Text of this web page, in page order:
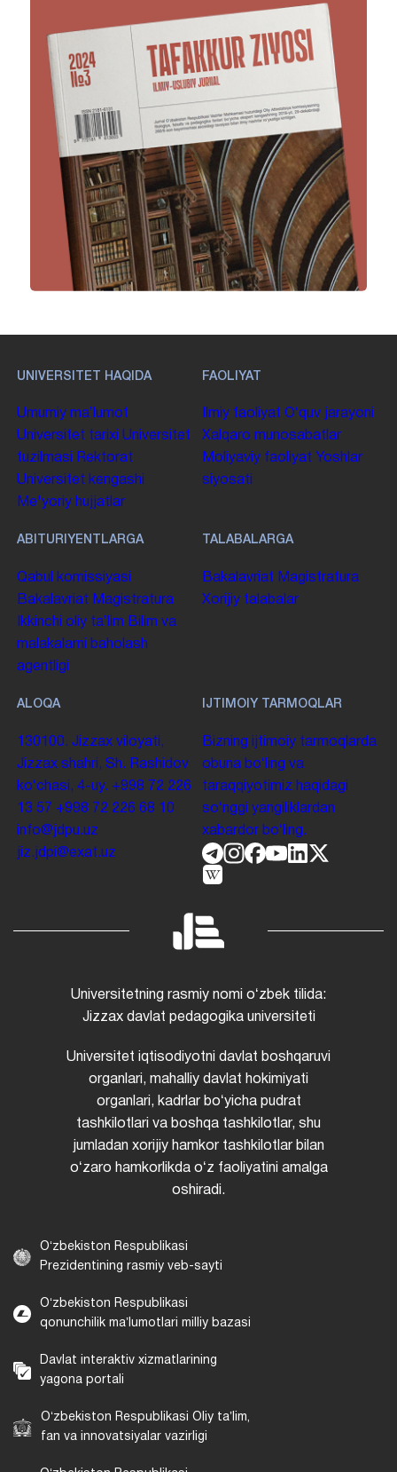
UNIVERSITET HAQIDA
Umumiy maʼlumot
Universitet tarixi Universitet
tuzilmasi
Rektorat
Universitet kengashi
Me'yoriy hujjatlar
FAOLIYAT
Ilmiy faoliyat Oʻquv jarayoni
Xalqaro munosabatlar
Moliyaviy faoliyat Yoshlar
siyosati
ABITURIYENTLARGA
Qabul komissiyasi
Bakalavriat Magistratura
Ikkinchi oliy taʼlim Bilim va
malakalarni baholash
agentligi
TALABALARGA
Bakalavriat Magistratura
Xorijiy talabalar
ALOQA
130100. Jizzax viloyati,
Jizzax shahri, Sh. Rashidov
koʻchasi, 4-uy. +998 72 226
13 57 +998 72 226 68 10
info@jdpu.uz
jiz.jdpi@exat.uz
IJTIMOIY TARMOQLAR
Bizning ijtimoiy tarmoqlarda
obuna boʻling va
taraqqiyotimiz haqidagi
soʻnggi yangiliklardan
xabardor boʻling.
Universitetning rasmiy nomi oʻzbek tilida:
Jizzax davlat pedagogika universiteti
Universitet iqtisodiyotni davlat boshqaruvi
organlari, mahalliy davlat hokimiyati
organlari, kadrlar boʻyicha pudrat
tashkilotlari va boshqa tashkilotlar, shu
jumladan xorijiy hamkor tashkilotlar bilan
oʻzaro hamkorlikda oʻz faoliyatini amalga
oshiradi.
Oʻzbekiston Respublikasi
Prezidentining rasmiy veb-sayti
Oʻzbekiston Respublikasi
qonunchilik maʼlumotlari milliy bazasi
Davlat interaktiv xizmatlarining
yagona portali
Oʻzbekiston Respublikasi Oliy taʼlim,
fan va innovatsiyalar vazirligi